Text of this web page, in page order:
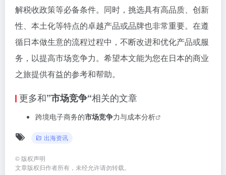
解税收政策等必备条件。同时，挑选具有高品质、创新
性、本土化等特点的卓越产品或品牌也非常重要。在遵
循日本做生意的流程过程中，不断改进和优化产品或服
务，以提高市场竞争力。希望本文能为您在日本的商业
之旅提供有益的参考和帮助。
更多和”市场竞争“相关的文章
跨境电子商务的市场竞争力与成本分析
出海资讯
© 版权声明
文章版权归作者所有，未经允许请勿转载。